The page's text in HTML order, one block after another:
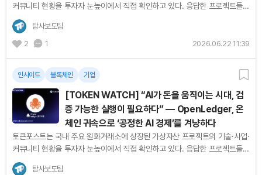
커뮤니티 현황을 투자자 눈높이에서 직접 확인하고 있다. 응답한 프로젝트들의
목소리를 순서대로 기록한다. [편집자주] 기관은 블록체인을 쓰고...
탐사보도팀
2
1 2026.06.22 11:39
인사이트 블록체인 기업
[TOKEN WATCH] “AI가 돈을 움직이는 시대, 검
증 가능한 실행이 필요하다” — OpenLedger, 온
체인 귀속으로 ‘공정한 AI 경제’를 겨냥하다
토큰포스트는 국내 주요 원화거래소에 상장된 가상자산 프로젝트의 기술·사업·
커뮤니티 현황을 투자자 눈높이에서 직접 확인하고 있다. 응답한 프로젝트들의
목소리를 순서대로 기록한다. [편집자주] AI는 이미 콘텐츠를...
탐사보도팀